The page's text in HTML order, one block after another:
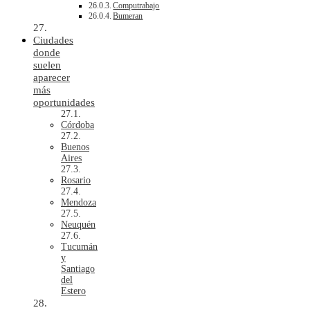
Computrabajo
Bumeran
Ciudades
donde
suelen
aparecer
más
oportunidades
Córdoba
Buenos
Aires
Rosario
Mendoza
Neuquén
Tucumán
y
Santiago
del
Estero